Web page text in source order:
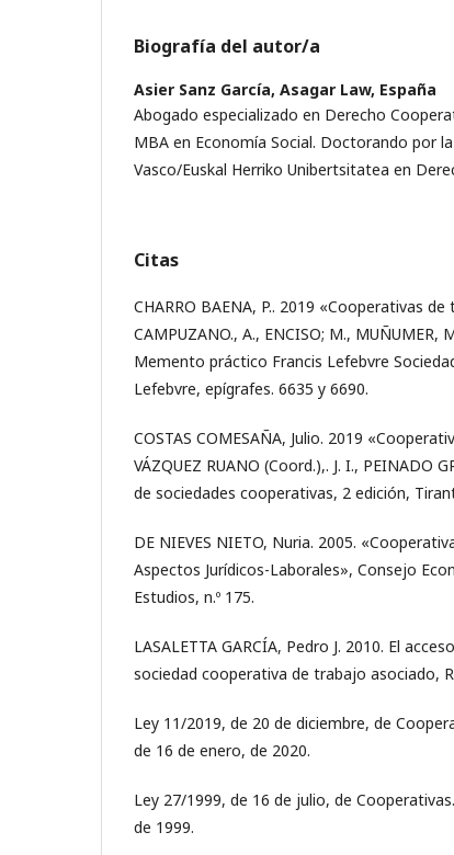
Biografía del autor/a
Asier Sanz García, Asagar Law, España
Abogado especializado en Derecho
MBA en Economía Social. Doctorando por
Vasco/Euskal Herriko Unibertsitatea en
Citas
CHARRO BAENA, P.. 2019 «Cooperativas
CAMPUZANO., A., ENCISO; M., MUÑUMER,
Memento práctico Francis Lefebvre
Lefebvre, epígrafes. 6635 y 6690.
COSTAS COMESAÑA, Julio. 2019
VÁZQUEZ RUANO (Coord.),. J. I., PEINADO
de sociedades cooperativas, 2 edición,
DE NIEVES NIETO, Nuria. 2005.
Aspectos Jurídicos-Laborales», Consejo
Estudios, n.º 175.
LASALETTA GARCÍA, Pedro J. 2010. El
sociedad cooperativa de trabajo asociado,
Ley 11/2019, de 20 de diciembre, de
de 16 de enero, de 2020.
Ley 27/1999, de 16 de julio, de
de 1999.